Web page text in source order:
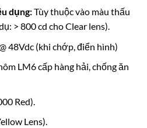
dụng:Tùy thuộc vào màu thấu
> 800 cd cho Clear lens).
48Vdc (khi chớp, điển hình)
LM6 cấp hàng hải, chống ăn
Red).
Lens).